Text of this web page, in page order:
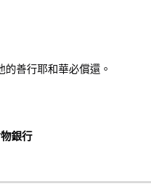
善行耶和華必償還。
銀行